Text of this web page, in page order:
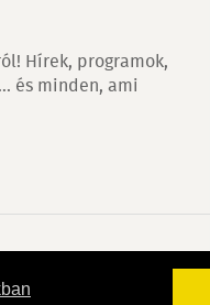
Hírek, programok,
és minden, ami